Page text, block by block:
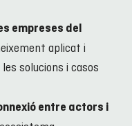
empreses del
aplicat i
solucions i casos
entre actors i